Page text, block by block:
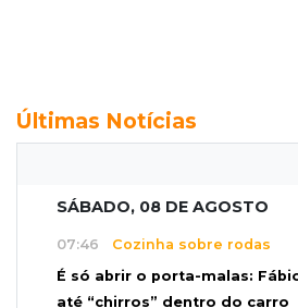
Últimas Notícias
SÁBADO, 08 DE AGOSTO
07:46 Cozinha sobre rodas
É só abrir o porta-malas:
até “chirros” dentro do carro